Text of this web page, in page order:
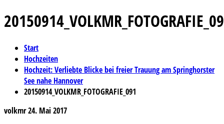
Start
Hochzeiten
Hochzeit: Verliebte Blicke bei freier Trauung am Springhorster
See nahe Hannover
20150914_VOLKMR_FOTOGRAFIE_091
volkmr24. Mai 2017